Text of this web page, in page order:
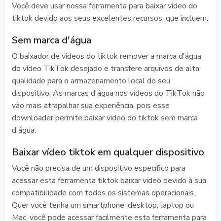
Você deve usar nossa ferramenta para baixar video do
tiktok devido aos seus excelentes recursos, que incluem:
Sem marca d'água
O baixador de videos do tiktok remover a marca d'água
do vídeo TikTok desejado e transfere arquivos de alta
qualidade para o armazenamento local do seu
dispositivo. As marcas d'água nos vídeos do TikTok não
vão mais atrapalhar sua experiência, pois esse
downloader permite baixar video do tiktok sem marca
d'água.
Baixar vídeo tiktok em qualquer dispositivo
Você não precisa de um dispositivo específico para
acessar esta ferramenta tiktok baixar video devido à sua
compatibilidade com todos os sistemas operacionais.
Quer você tenha um smartphone, desktop, laptop ou
Mac, você pode acessar facilmente esta ferramenta para